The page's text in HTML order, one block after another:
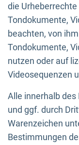
die
Tondokumente,
beachten, von
Tondokumente,
nutzen oder auf
Videosequenzen
Alle innerhalb
und ggf. durch
Warenzeichen
Bestimmungen